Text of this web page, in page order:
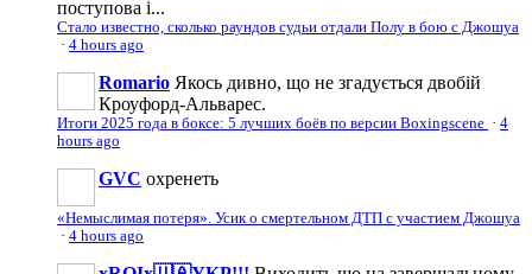
поступова і...
Стало известно, сколько раундов судьи отдали Полу в бою с Джошуа
· 4 hours ago
Romario Якось дивно, що не згадується двобій
Кроуфорд-Альварес.
Итоги 2025 года в боксе: 5 лучших боёв по версии Boxingscene · 4
hours ago
GVC охренеть
«Немыслимая потеря». Усик о смертельном ДТП с участием Джошуа
· 4 hours ago